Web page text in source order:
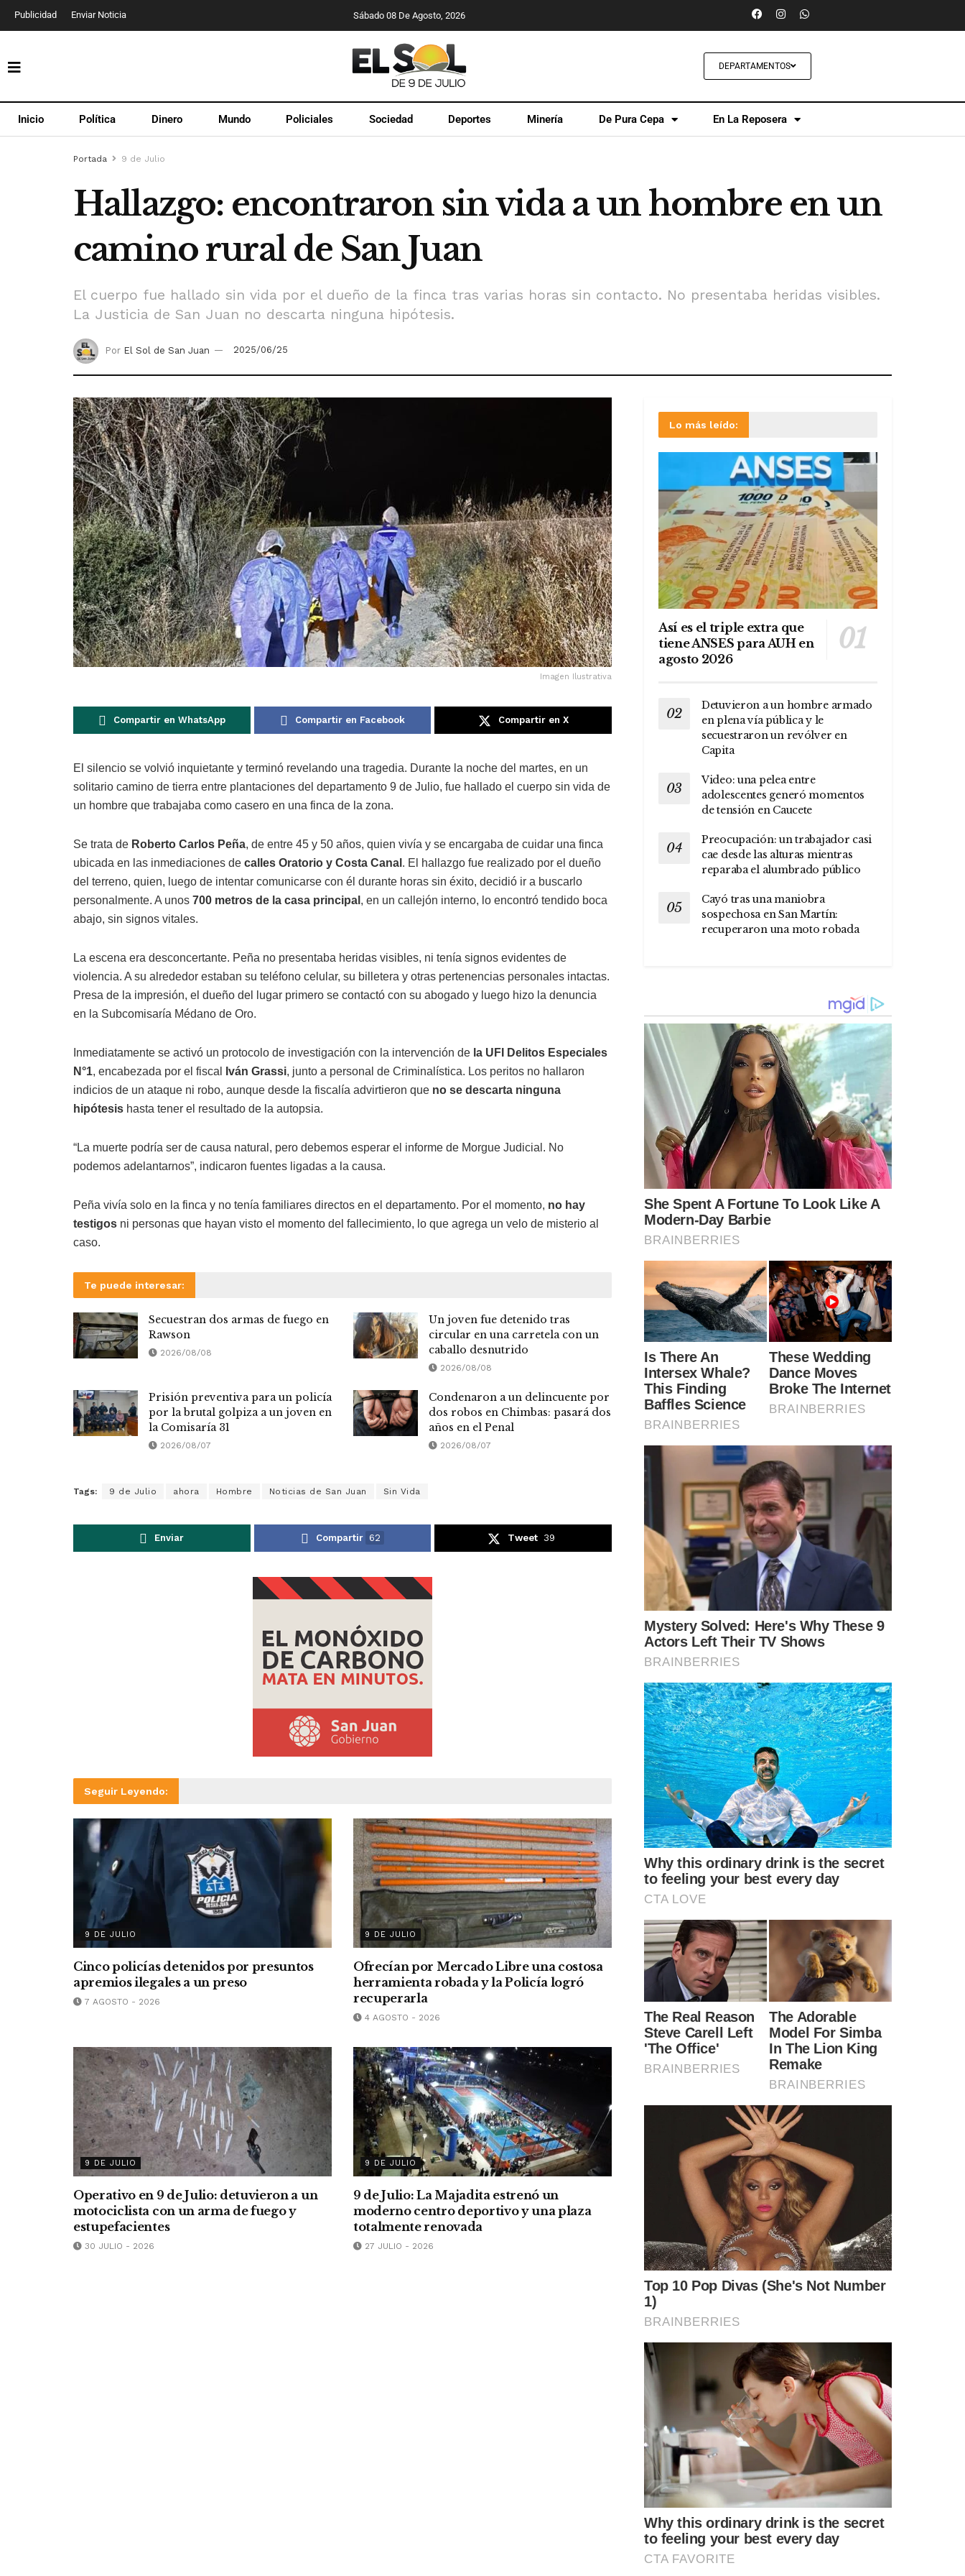
Publicidad Enviar Noticia Sábado 08 De Agosto, 2026
DEPARTAMENTOS
Inicio Política Dinero Mundo Policiales Sociedad Deportes Minería De Pura Cepa En La Reposera
Portada 9 de Julio
Hallazgo: encontraron sin vida a un hombre en un
camino rural de San Juan
El cuerpo fue hallado sin vida por el dueño de la finca tras varias horas sin contacto. No presentaba heridas visibles.
La Justicia de San Juan no descarta ninguna hipótesis.
Por El Sol de San Juan 2025/06/25
Imagen Ilustrativa
Compartir en WhatsApp Compartir en Facebook Compartir en X
El silencio se volvió inquietante y terminó revelando una tragedia. Durante la noche del martes, en un
solitario camino de tierra entre plantaciones del departamento 9 de Julio, fue hallado el cuerpo sin vida de
un hombre que trabajaba como casero en una finca de la zona.
Se trata de Roberto Carlos Peña, de entre 45 y 50 años, quien vivía y se encargaba de cuidar una finca
ubicada en las inmediaciones de calles Oratorio y Costa Canal . El hallazgo fue realizado por el dueño
del terreno, quien, luego de intentar comunicarse con él durante horas sin éxito, decidió ir a buscarlo
personalmente. A unos 700 metros de la casa principal , en un callejón interno, lo encontró tendido boca
abajo, sin signos vitales.
La escena era desconcertante. Peña no presentaba heridas visibles, ni tenía signos evidentes de
violencia. A su alrededor estaban su teléfono celular, su billetera y otras pertenencias personales intactas.
Presa de la impresión, el dueño del lugar primero se contactó con su abogado y luego hizo la denuncia
en la Subcomisaría Médano de Oro.
Inmediatamente se activó un protocolo de investigación con la intervención de la UFI Delitos Especiales
N°1, encabezada por el fiscal Iván Grassi, junto a personal de Criminalística. Los peritos no hallaron
indicios de un ataque ni robo, aunque desde la fiscalía advirtieron que no se descarta ninguna
hipótesis hasta tener el resultado de la autopsia.
“La muerte podría ser de causa natural, pero debemos esperar el informe de Morgue Judicial. No
podemos adelantarnos”, indicaron fuentes ligadas a la causa.
Peña vivía solo en la finca y no tenía familiares directos en el departamento. Por el momento, no hay
testigos ni personas que hayan visto el momento del fallecimiento, lo que agrega un velo de misterio al
caso.
Te puede interesar:
Secuestran dos armas de fuego en
Rawson
2026/08/08
Un joven fue detenido tras
circular en una carretela con un
caballo desnutrido
2026/08/08
Prisión preventiva para un policía
por la brutal golpiza a un joven en
la Comisaría 31
2026/08/07
Condenaron a un delincuente por
dos robos en Chimbas: pasará dos
años en el Penal
2026/08/07
Tags: 9 de Julio ahora Hombre Noticias de San Juan Sin Vida
Enviar Compartir 62 Tweet 39
Seguir Leyendo:
9 DE JULIO
Cinco policías detenidos por presuntos
apremios ilegales a un preso
7 AGOSTO - 2026
9 DE JULIO
Ofrecían por Mercado Libre una costosa
herramienta robada y la Policía logró
recuperarla
4 AGOSTO - 2026
9 DE JULIO
Operativo en 9 de Julio: detuvieron a un
motociclista con un arma de fuego y
estupefacientes
30 JULIO - 2026
9 DE JULIO
9 de Julio: La Majadita estrenó un
moderno centro deportivo y una plaza
totalmente renovada
27 JULIO - 2026
Lo más leído:
Así es el triple extra que
tiene ANSES para AUH en
agosto 2026
Detuvieron a un hombre armado
en plena vía pública y le
secuestraron un revólver en
Capita
Video: una pelea entre
adolescentes generó momentos
de tensión en Caucete
Preocupación: un trabajador casi
cae desde las alturas mientras
reparaba el alumbrado público
Cayó tras una maniobra
sospechosa en San Martín:
recuperaron una moto robada